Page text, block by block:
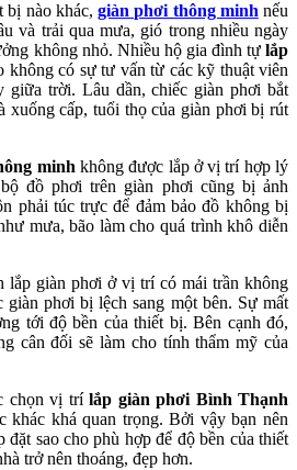
bị nào khác,giàn phơi thông minh nếu
và trải qua mưa, gió trong nhiều ngày
không nhỏ. Nhiều hộ gia đình tự lắp
không có sự tư vấn từ các kỹ thuật viên
giữa trời. Lâu dần, chiếc giàn phơi bắt
xuống cấp, tuổi thọ của giàn phơi bị rút
minh không được lắp ở vị trí hợp lý
đồ phơi trên giàn phơi cũng bị ảnh
phải túc trực để đảm bảo đồ không bị
mưa, bão làm cho quá trình khô diễn
giàn phơi ở vị trí có mái trần không
giàn phơi bị lệch sang một bên. Sự mất
tới độ bền của thiết bị. Bên cạnh đó,
cân đối sẽ làm cho tính thẩm mỹ của
chọn vị trílắp giàn phơi Bình Thạnh
khác khá quan trọng. Bởi vậy bạn nên
sao cho phù hợp để độ bền của thiết
trở nên thoáng, đẹp hơn.